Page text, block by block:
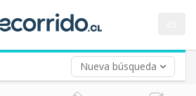
Nueva búsqueda